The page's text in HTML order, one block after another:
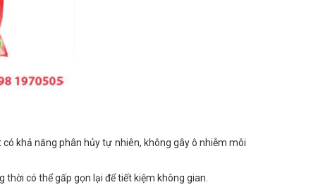
khả năng phân hủy tự nhiên, không gây ô nhiễm môi
có thể gấp gọn lại để tiết kiệm không gian.